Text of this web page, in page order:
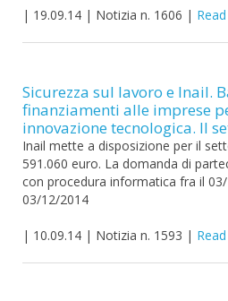
| 19.09.14 | Notizia n. 1606 |
Sicurezza sul lavoro e Inail.
finanziamenti alle imprese
innovazione tecnologica. Il
Inail mette a disposizione per il
591.060 euro. La domanda di
con procedura informatica fra il
03/12/2014
| 10.09.14 | Notizia n. 1593 |